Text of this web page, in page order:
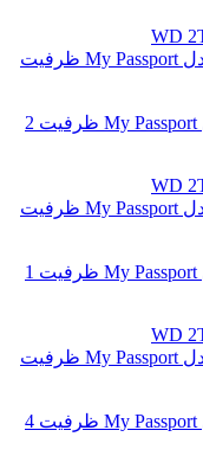
هارد اکسترنال وسترن دیجیتال مدل My Passport ظرفیت 2
هارد اکسترنال وسترن دیجیتال مدل My Passport ظرفیت 1
هارد اکسترنال وسترن دیجیتال مدل My Passport ظرفیت 4